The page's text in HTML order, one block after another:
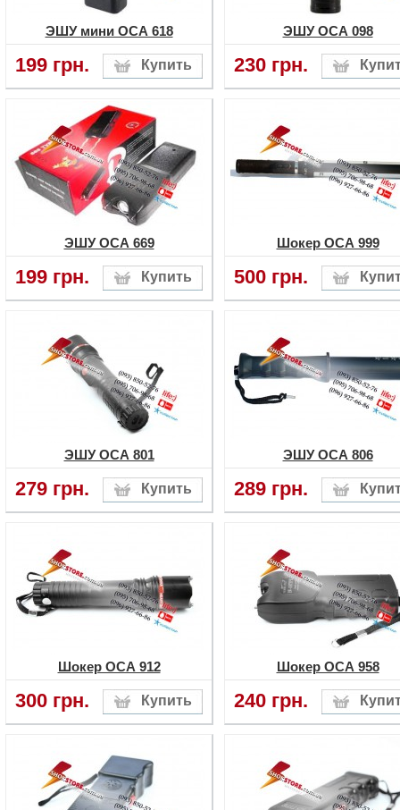
ЭШУ мини ОСА 618
199 грн.
ЭШУ ОСА 098
230 грн.
ЭШУ ОСА 669
199 грн.
Шокер ОСА 999
500 грн.
ЭШУ ОСА 801
279 грн.
ЭШУ ОСА 806
289 грн.
Шокер ОСА 912
300 грн.
Шокер ОСА 958
240 грн.